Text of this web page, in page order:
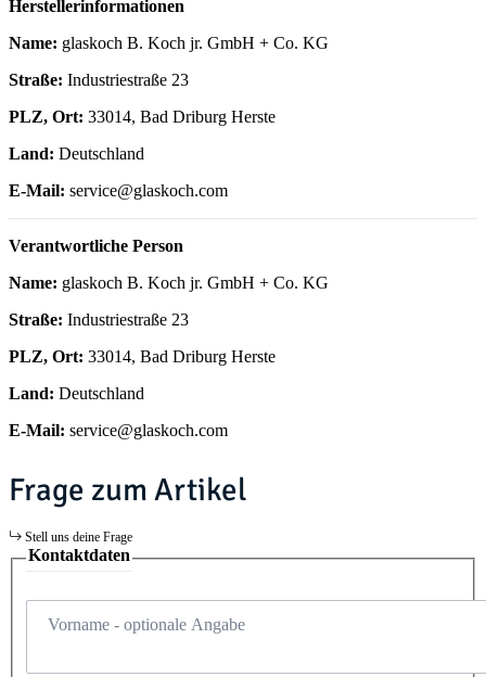
Herstellerinformationen
Name: glaskoch B. Koch jr. GmbH + Co. KG
Straße: Industriestraße 23
PLZ, Ort: 33014, Bad Driburg Herste
Land: Deutschland
E-Mail: service@glaskoch.com
Verantwortliche Person
Name: glaskoch B. Koch jr. GmbH + Co. KG
Straße: Industriestraße 23
PLZ, Ort: 33014, Bad Driburg Herste
Land: Deutschland
E-Mail: service@glaskoch.com
Frage zum Artikel
Stell uns deine Frage
Kontaktdaten
Vorname - optionale Angabe